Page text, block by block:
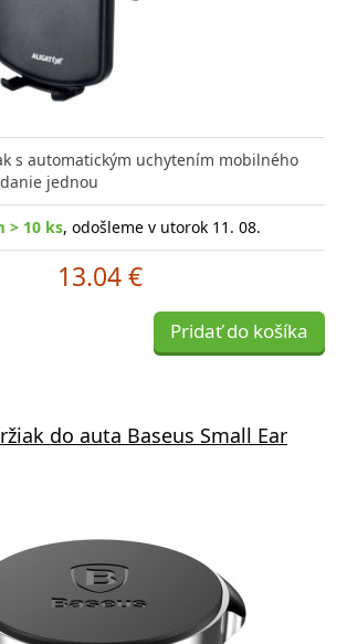
s automatickým uchytením mobilného
jednou
> 10 ks, odošleme v utorok 11. 08.
13.04 €
Pridať do košíka
do auta Baseus Small Ear